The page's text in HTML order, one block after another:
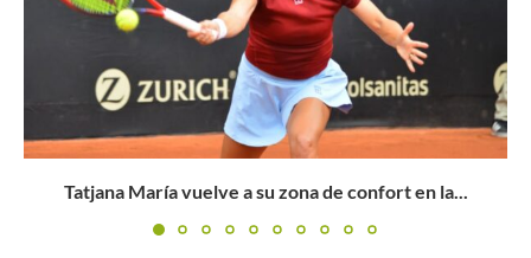
Julieta Pareja hace historia y avanza a cuartos en la...